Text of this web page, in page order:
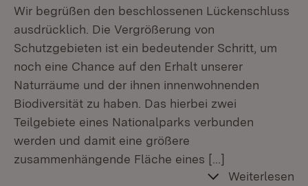
Wir begrüßen den beschlossenen Lückenschluss
ausdrücklich. Die Vergrößerung von
Schutzgebieten ist ein bedeutender Schritt, um
noch eine Chance auf den Erhalt unserer
Naturräume und der ihnen innenwohnenden
Biodiversität zu haben. Das hierbei zwei
Teilgebiete eines Nationalparks verbunden
werden und damit eine größere
zusammenhängende Fläche eines […]
Weiterlesen